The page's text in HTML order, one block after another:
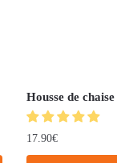
Housse de
17.90€